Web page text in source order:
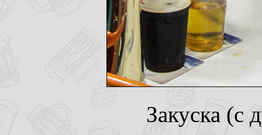
Закуска (с